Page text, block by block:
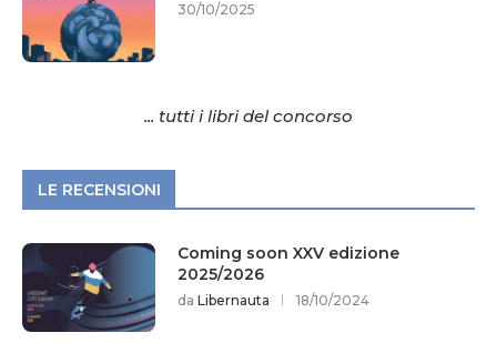
30/10/2025
... tutti i libri del concorso
LE RECENSIONI
Coming soon XXV edizione
2025/2026
da Libernauta 18/10/2024